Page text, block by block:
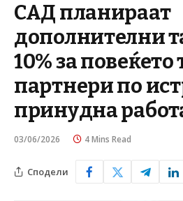
САД планираат
дополнителни
10% за повеќето
партнери по
принудна
03/06/2026 4 Mins Read
Сподели